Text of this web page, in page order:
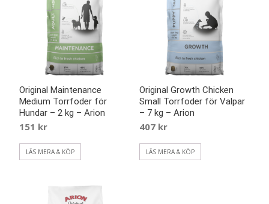
Original Maintenance
Medium Torrfoder för
Hundar – 2 kg – Arion
151 kr
LÄS MERA & KÖP
Original Growth Chicken
Small Torrfoder för Valpar
– 7 kg – Arion
407 kr
LÄS MERA & KÖP